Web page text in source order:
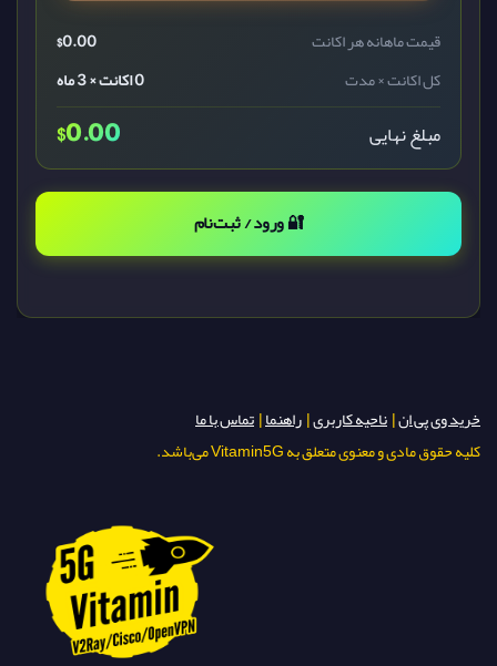
قیمت ماهانه هر اکانت $0.00
کل اکانت × مدت
0 اکانت × 3 ماه
مبلغ نهایی $0.00
🔐 ورود / ثبت‌نام
خرید وی پی ان|ناحیه کاربری|راهنما|تماس با ما
کلیه حقوق مادی و معنوی متعلق به Vitamin5G می‌باشد.